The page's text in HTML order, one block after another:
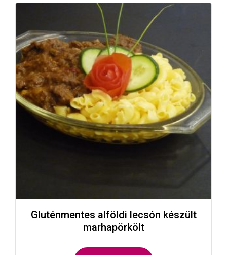
Gluténmentes alföldi lecsón készült
marhapörkölt